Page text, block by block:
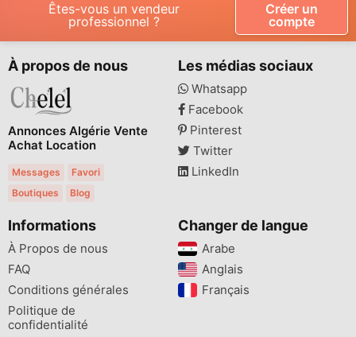
Êtes-vous un vendeur
professionnel ?
Créer un
compte
À propos de nous
Annonces Algérie Vente
Achat Location
Messages
Favori
Boutiques
Blog
Les médias sociaux
Whatsapp
Facebook
Pinterest
Twitter
LinkedIn
Informations
À Propos de nous
FAQ
Conditions générales
Politique de
confidentialité
Changer de langue
Arabe
Anglais
Français